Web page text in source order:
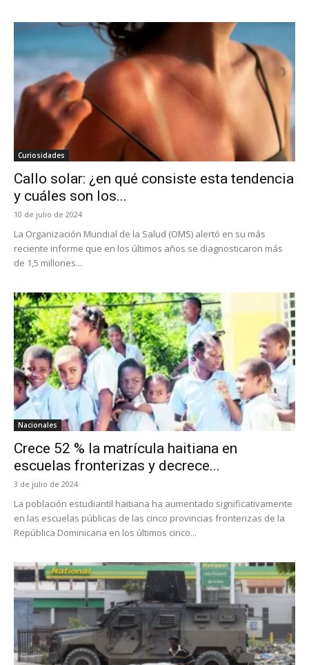
Curiosidades
Callo solar: ¿en qué consiste esta tendencia
y cuáles son los...
10 de julio de 2024
La Organización Mundial de la Salud (OMS) alertó en su más
reciente informe que en los últimos años se diagnosticaron más
de 1,5 millones...
Nacionales
Crece 52 % la matrícula haitiana en
escuelas fronterizas y decrece...
3 de julio de 2024
La población estudiantil haitiana ha aumentado significativamente
en las escuelas públicas de las cinco provincias fronterizas de la
República Dominicana en los últimos cinco...